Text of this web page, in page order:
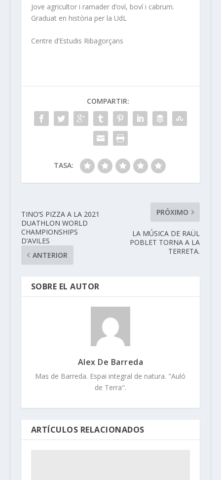
Jove agricultor i ramader d’oví, boví i cabrum.
Graduat en història per la UdL
Centre d’Estudis Ribagorçans
COMPARTIR:
TASA:
TINO’S PIZZA A LA 2021
DUATHLON WORLD
CHAMPIONSHIPS
D’AVILES
ANTERIOR
PRÓXIMO
LA MÚSICA DE RAÜL
POBLET TORNA A LA
TERRETA.
SOBRE EL AUTOR
Alex De Barreda
Mas de Barreda. Espai integral de natura. "Auló
de Terra".
ARTÍCULOS RELACIONADOS